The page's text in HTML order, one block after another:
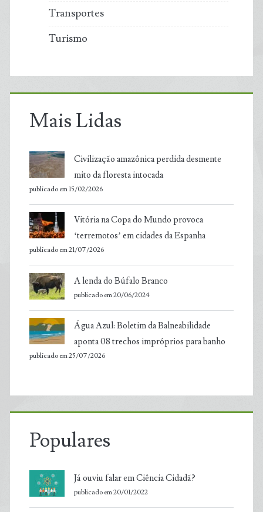
Transportes
Turismo
Mais Lidas
Civilização amazônica perdida desmente
mito da floresta intocada
publicado em 15/02/2026
Vitória na Copa do Mundo provoca
‘terremotos’ em cidades da Espanha
publicado em 21/07/2026
A lenda do Búfalo Branco
publicado em 20/06/2024
Água Azul: Boletim da Balneabilidade
aponta 08 trechos impróprios para banho
publicado em 25/07/2026
Populares
Já ouviu falar em Ciência Cidadã?
publicado em 20/01/2022